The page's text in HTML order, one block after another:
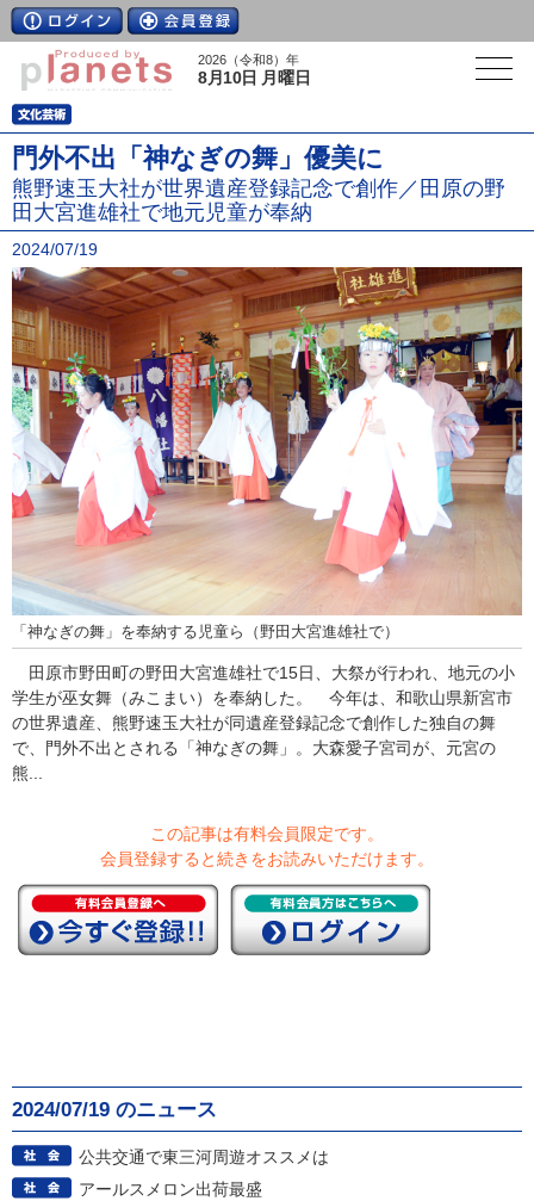
2026（令和8）年
8月10日 月曜日
門外不出「神なぎの舞」優美に
熊野速玉大社が世界遺産登録記念で創作／田原の野
田大宮進雄社で地元児童が奉納
2024/07/19
「神なぎの舞」を奉納する児童ら（野田大宮進雄社で）
田原市野田町の野田大宮進雄社で15日、大祭が行われ、地元の小
学生が巫女舞（みこまい）を奉納した。 今年は、和歌山県新宮市
の世界遺産、熊野速玉大社が同遺産登録記念で創作した独自の舞
で、門外不出とされる「神なぎの舞」。大森愛子宮司が、元宮の
熊...
この記事は有料会員限定です。
会員登録すると続きをお読みいただけます。
2024/07/19 のニュース
公共交通で東三河周遊オススメは
アールスメロン出荷最盛